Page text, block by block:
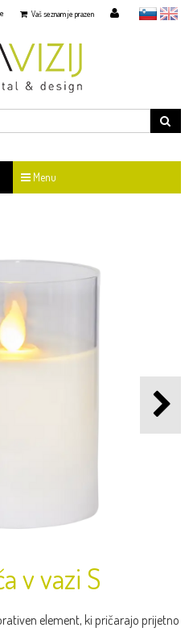
slovensko
English
Vaš seznam je prazen
Menu
v vazi S
element, ki pričarajo prijetno